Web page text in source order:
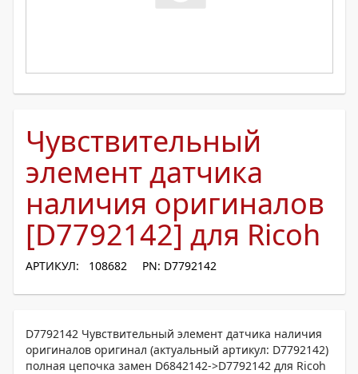
Чувствительный
элемент датчика
наличия оригиналов
[D7792142] для Ricoh
АРТИКУЛ: 108682 PN: D7792142
D7792142 Чувствительный элемент датчика наличия
оригиналов оригинал (актуальный артикул: D7792142)
полная цепочка замен D6842142->D7792142 для Ricoh